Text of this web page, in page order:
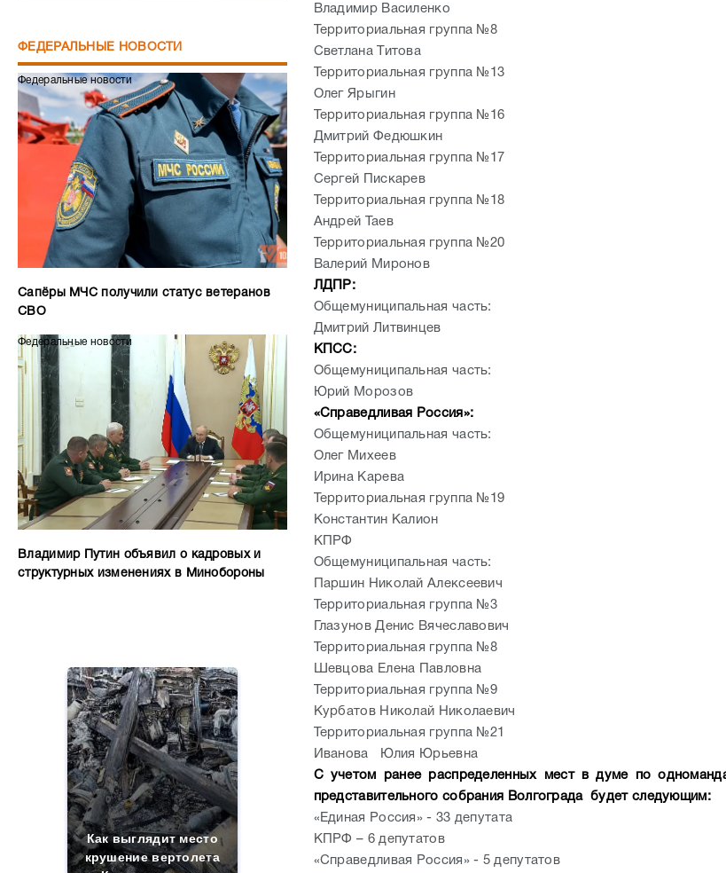
ФЕДЕРАЛЬНЫЕ НОВОСТИ
Федеральные новости
Сапёры МЧС получили статус ветеранов
СВО
Федеральные новости
Владимир Путин объявил о кадровых и
структурных изменениях в Минобороны
Как выглядит место
крушение вертолета
Владимир Василенко
Территориальная группа №8
Светлана Титова
Территориальная группа №13
Олег Ярыгин
Территориальная группа №16
Дмитрий Федюшкин
Территориальная группа №17
Сергей Пискарев
Территориальная группа №18
Андрей Таев
Территориальная группа №20
Валерий Миронов
ЛДПР:
Общемуниципальная часть:
Дмитрий Литвинцев
КПСС:
Общемуниципальная часть:
Юрий Морозов
«Справедливая Россия»:
Общемуниципальная часть:
Олег Михеев
Ирина Карева
Территориальная группа №19
Константин Калион
КПРФ
Общемуниципальная часть:
Паршин Николай Алексеевич
Территориальная группа №3
Глазунов Денис Вячеславович
Территориальная группа №8
Шевцова Елена Павловна
Территориальная группа №9
Курбатов Николай Николаевич
Территориальная группа №21
Иванова Юлия Юрьевна
С учетом ранее распределенных мест в думе по
представительного собрания Волгограда будет следующим:
«Единая Россия» - 33 депутата
КПРФ – 6 депутатов
«Справедливая Россия» - 5 депутатов